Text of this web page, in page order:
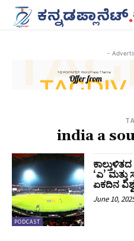
-
india a
PODCAST
‘ಎ’
ಏಕದಿನ
June 10,